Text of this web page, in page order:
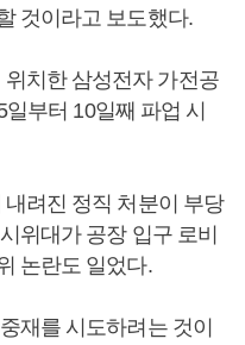
것이라고 보도했다.
치한 삼성전자 가전공
부터 10일째 파업 시
려진 정직 처분이 부당
위대가 공장 입구 로비
논란도 일었다.
재를 시도하려는 것이